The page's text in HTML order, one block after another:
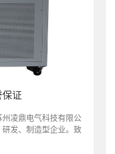
保证
凌鼎电气科技有限公
发、制造型企业。致